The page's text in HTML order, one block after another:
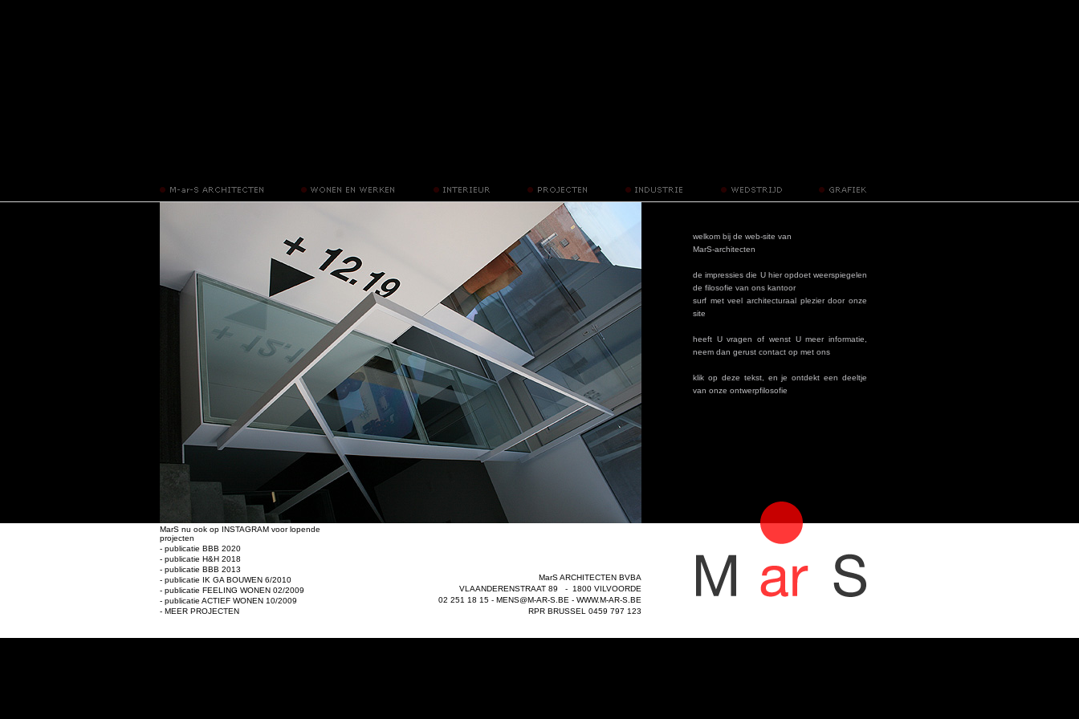
MarS nu ook op INSTAGRAM voor lopende
projecten
- publicatie BBB 2020
- publicatie H&H 2018
- publicatie BBB 2013
- publicatie IK GA BOUWEN 6/2010
- publicatie FEELING WONEN 02/2009
- publicatie ACTIEF WONEN 10/2009
- MEER PROJECTEN
MarS ARCHITECTEN BVBA
VLAANDERENSTRAAT 89 - 1800 VILVOORDE
02 251 18 15 - MENS@M-AR-S.BE - WWW.M-AR-S.BE
RPR BRUSSEL 0459 797 123